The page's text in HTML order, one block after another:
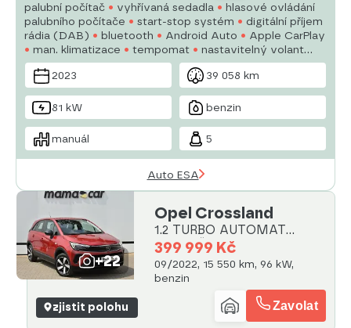
palubní počítač vyhřívaná sedadla
hlasové ovládání
palubního počítače
start-stop systém
digitální příjem
rádia (DAB)
bluetooth Android Auto
Apple CarPlay
man. klimatizace
tempomat
nastavitelný volant
satelitní navigace
multifunkční volant USB
tažné
zařízení2023 39 058 km
81 kW benzin
manuál 5
Auto ESA
+22
Opel Crossland
1.2 TURBO AUTOMAT
1.MAJ. ČR
399 999 Kč
09/2022, 15 550 km, 96 kW,
benzin
zjistit polohu Zavolat